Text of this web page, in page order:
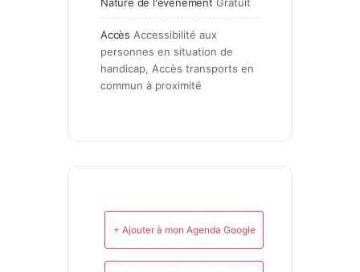
Accès Accessibilité aux
personnes en situation de
handicap, Accès transports en
commun à proximité
+ Ajouter à mon Agenda Google